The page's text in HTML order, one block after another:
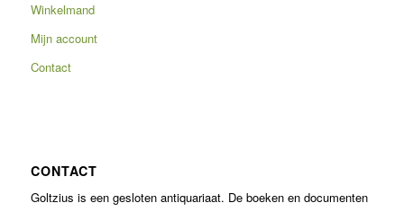
Winkelmand
Mijn account
Contact
CONTACT
Goltzius is een gesloten antiquariaat. De boeken en documenten